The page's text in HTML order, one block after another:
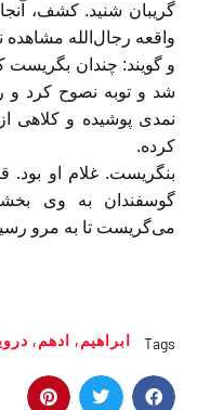
گريبان شنيد. کشف،
واقعه رجال‌الله
و گويند: چندان بگريست
شد و توبه نصوح کرد و
نمدی پوشيده و کلاهی
کرده.
بنگريست. غلام او بود.
گوسفندان به وی
می‌گریست تا به مرو
Tags ابراهیم, ادهم,